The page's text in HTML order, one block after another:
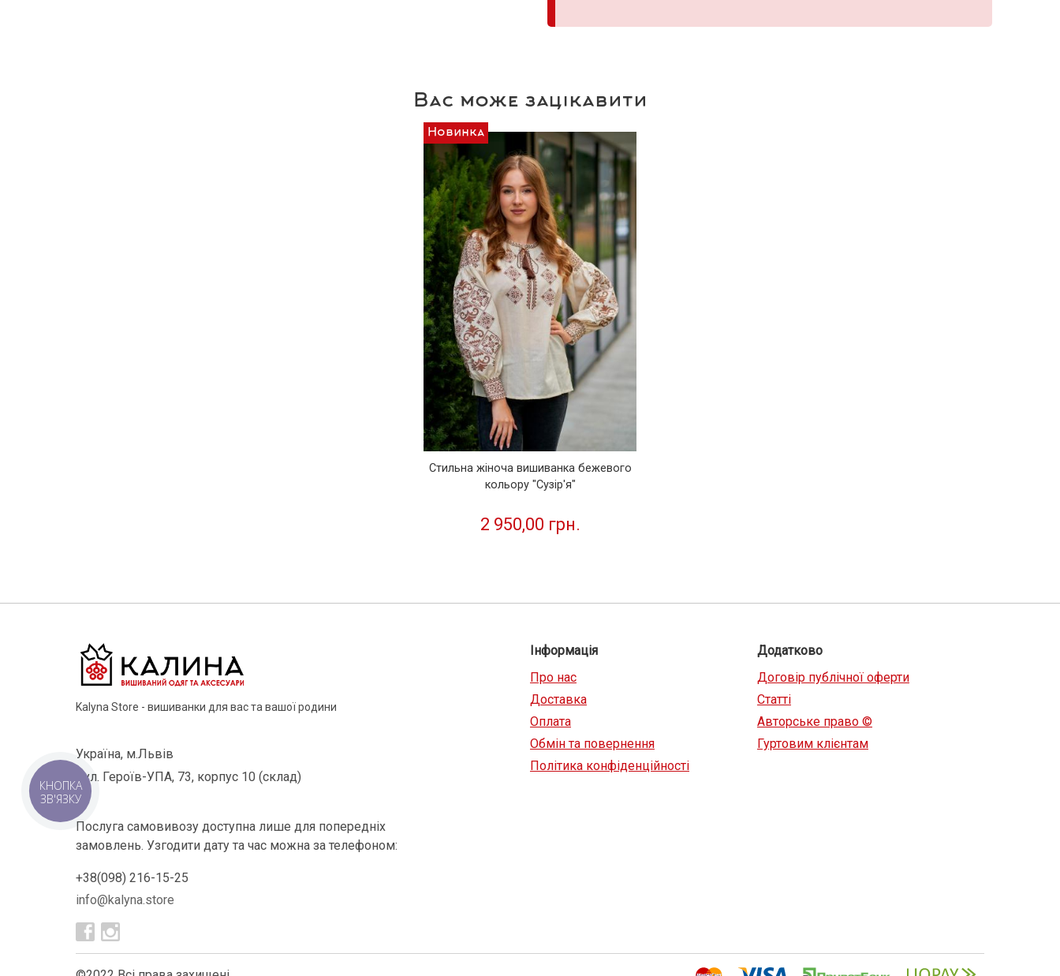
Вас може зацікавити
Новинка
Стильна жіноча вишиванка бежевого
кольору "Сузір'я"
2 950,00 грн.
Kalyna Store - вишиванки для вас та вашої родини
Україна, м.Львів
вул. Героїв-УПА, 73, корпус 10 (склад)
Послуга самовивозу доступна лише для попередніх
замовлень. Узгодити дату та час можна за телефоном:
+38(098) 216-15-25
info@kalyna.store
Інформація
Про нас
Доставка
Оплата
Обмін та повернення
Політика конфіденційності
Додатково
Договір публічної оферти
Статті
Авторське право ©
Гуртовим клієнтам
КНОПКА
ЗВ'ЯЗКУ